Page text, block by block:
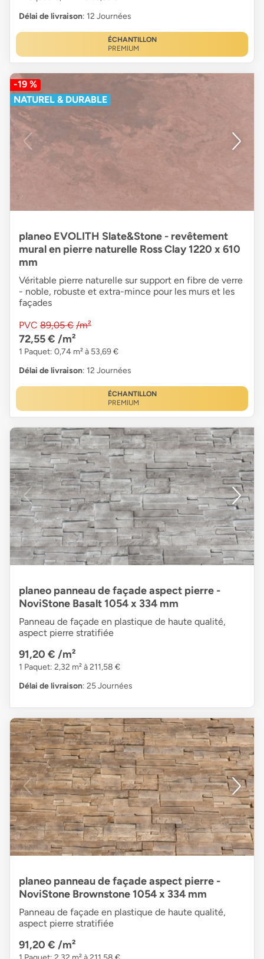
Délai de livraison: 12 Journées
ÉCHANTILLON
PREMIUM
-19 %
NATUREL & DURABLE
planeo EVOLITH Slate&Stone - revêtement
mural en pierre naturelle Ross Clay 1220 x 610
mm
Véritable pierre naturelle sur support en fibre de verre
- noble, robuste et extra-mince pour les murs et les
façades
PVC 89,05 € /m²
72,55 € /m²
1 Paquet: 0,74 m² à 53,69 €
Délai de livraison: 12 Journées
ÉCHANTILLON
PREMIUM
planeo panneau de façade aspect pierre -
NoviStone Basalt 1054 x 334 mm
Panneau de façade en plastique de haute qualité,
aspect pierre stratifiée
91,20 € /m²
1 Paquet: 2,32 m² à 211,58 €
Délai de livraison: 25 Journées
planeo panneau de façade aspect pierre -
NoviStone Brownstone 1054 x 334 mm
Panneau de façade en plastique de haute qualité,
aspect pierre stratifiée
91,20 € /m²